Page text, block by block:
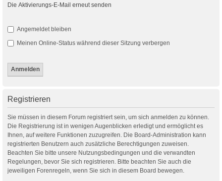
Die Aktivierungs-E-Mail erneut senden
Angemeldet bleiben
Meinen Online-Status während dieser Sitzung verbergen
Registrieren
Sie müssen in diesem Forum registriert sein, um sich anmelden zu können.
Die Registrierung ist in wenigen Augenblicken erledigt und ermöglicht es
Ihnen, auf weitere Funktionen zuzugreifen. Die Board-Administration kann
registrierten Benutzern auch zusätzliche Berechtigungen zuweisen.
Beachten Sie bitte unsere Nutzungsbedingungen und die verwandten
Regelungen, bevor Sie sich registrieren. Bitte beachten Sie auch die
jeweiligen Forenregeln, wenn Sie sich in diesem Board bewegen.